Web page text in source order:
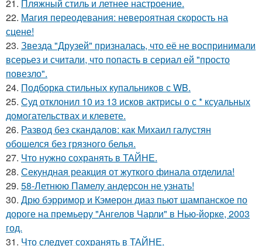
21. Пляжный стиль и летнее настроение.
22. Магия переодевания: невероятная скорость на
сцене!
23. Звезда "Друзей" призналась, что её не воспринимали
всерьез и считали, что попасть в сериал ей "просто
повезло".
24. Подборка стильных купальников с WB.
25. Суд отклонил 10 из 13 исков актрисы о с * ксуальных
домогательствах и клевете.
26. Развод без скандалов: как Михаил галустян
обошелся без грязного белья.
27. Что нужно сохранять в ТАЙНЕ.
28. Секундная реакция от жуткого финала отделила!
29. 58-Летнюю Памелу андерсон не узнать!
30. Дрю бэрримор и Кэмерон диаз пьют шампанское по
дороге на премьеру "Ангелов Чарли" в Нью-йорке, 2003
год.
31. Что следует сохранять в ТАЙНЕ.